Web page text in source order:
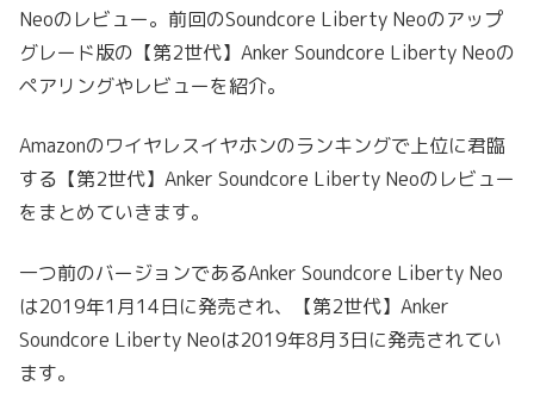
Neoのレビュー。前回のSoundcore Liberty Neoのアップ
グレード版の【第2世代】Anker Soundcore Liberty Neoの
ペアリングやレビューを紹介。
Amazonのワイヤレスイヤホンのランキングで上位に君臨
する【第2世代】Anker Soundcore Liberty Neoのレビュー
をまとめていきます。
一つ前のバージョンであるAnker Soundcore Liberty Neo
は2019年1月14日に発売され、【第2世代】Anker
Soundcore Liberty Neoは2019年8月3日に発売されてい
ます。